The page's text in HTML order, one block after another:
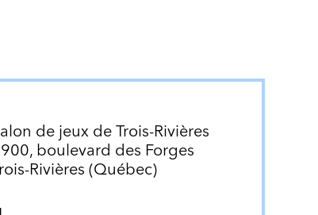
de jeux de Trois-Rivières
boulevard des Forges
Rivières (Québec)